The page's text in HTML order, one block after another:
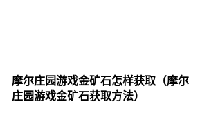
摩尔庄园游戏金矿石怎样获取（摩尔
庄园游戏金矿石获取方法）